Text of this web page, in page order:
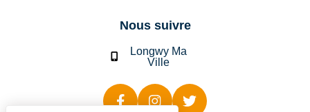
Nous suivre
Longwy Ma
Ville